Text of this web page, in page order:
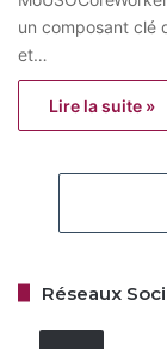
un composant clé
et…
Lire la suite »
Réseaux